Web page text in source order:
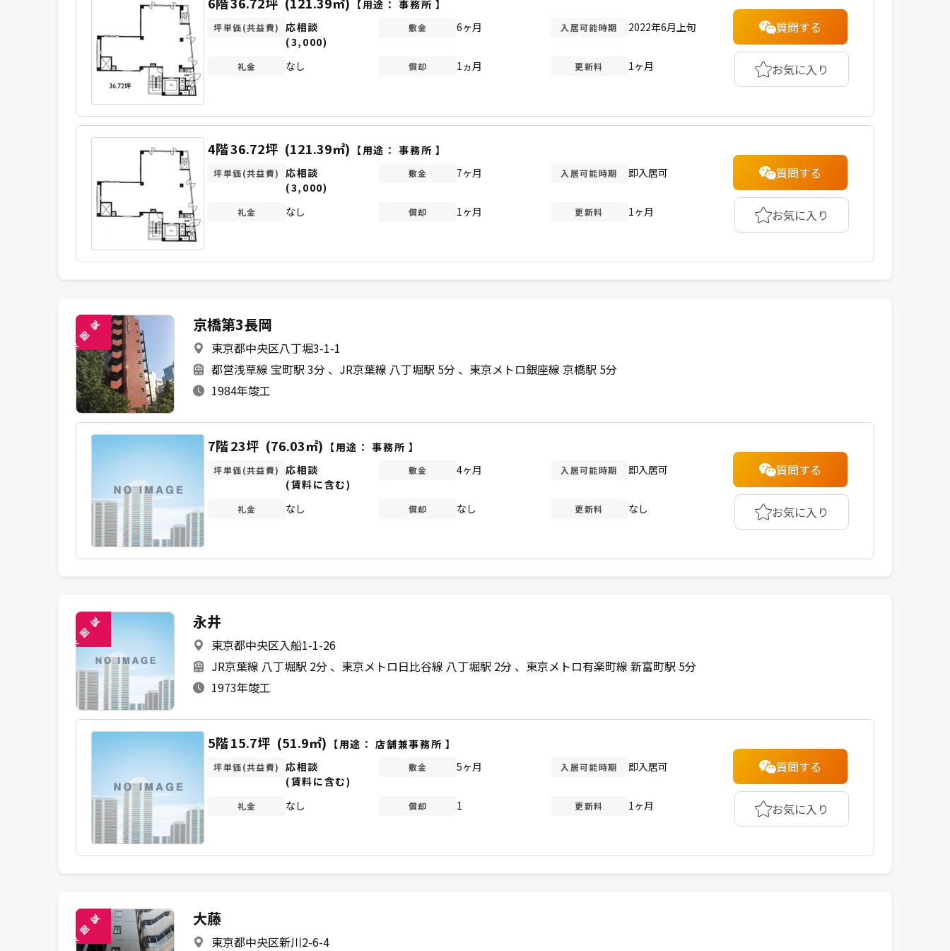
【用途：事務所 】
坪単価(共益費)
応相談
(3,000)
敷金 6ヶ月 入居可能時期 2022年6月上旬
礼金 なし 償却 1ヵ月 更新料 1ヶ月
質問する
お気に入り
4階36.72坪 (121.39㎡) 【用途：事務所 】
坪単価(共益費)
応相談
(3,000)
敷金 7ヶ月 入居可能時期 即入居可
礼金 なし 償却 1ヶ月 更新料 1ヶ月
質問する
お気に入り
未
閲
覧 京橋第3長岡
東京都中央区八丁堀3-1-1
都営浅草線 宝町駅 3分
JR京葉線 八丁堀駅 5分
東京メトロ銀座線 京橋駅 5分
1984年竣工
7階23坪 (76.03㎡) 【用途：事務所 】
坪単価(共益費)
応相談
(賃料に含む)
敷金 4ヶ月 入居可能時期 即入居可
礼金 なし 償却 なし 更新料 なし
質問する
お気に入り
未
閲
覧 永井
東京都中央区入船1-1-26
JR京葉線 八丁堀駅 2分
東京メトロ日比谷線 八丁堀駅 2分
東京メトロ有楽町線 新富町駅 5分
1973年竣工
5階15.7坪 (51.9㎡) 【用途：店舗兼事務所 】
坪単価(共益費)
応相談
(賃料に含む)
敷金 5ヶ月 入居可能時期 即入居可
礼金 なし 償却 1 更新料 1ヶ月
質問する
お気に入り
未
閲
覧 大藤
東京都中央区新川2-6-4